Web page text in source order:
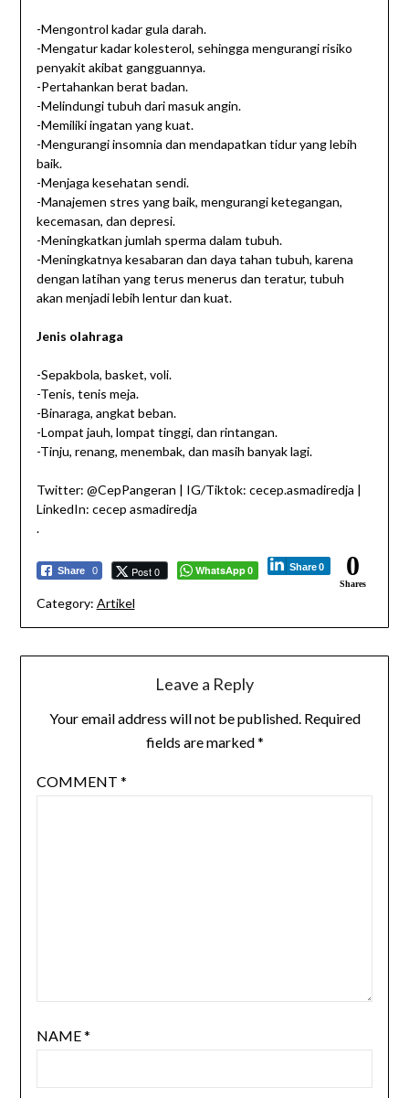
-Mengontrol kadar gula darah.
-Mengatur kadar kolesterol, sehingga mengurangi risiko
penyakit akibat gangguannya.
-Pertahankan berat badan.
-Melindungi tubuh dari masuk angin.
-Memiliki ingatan yang kuat.
-Mengurangi insomnia dan mendapatkan tidur yang lebih
baik.
-Menjaga kesehatan sendi.
-Manajemen stres yang baik, mengurangi ketegangan,
kecemasan, dan depresi.
-Meningkatkan jumlah sperma dalam tubuh.
-Meningkatnya kesabaran dan daya tahan tubuh, karena
dengan latihan yang terus menerus dan teratur, tubuh
akan menjadi lebih lentur dan kuat.
Jenis olahraga
-Sepakbola, basket, voli.
-Tenis, tenis meja.
-Binaraga, angkat beban.
-Lompat jauh, lompat tinggi, dan rintangan.
-Tinju, renang, menembak, dan masih banyak lagi.
Twitter: @CepPangeran | IG/Tiktok: cecep.asmadiredja |
LinkedIn: cecep asmadiredja
.
Share 0 Post 0 WhatsApp 0 Share 0 0
Shares
Category: Artikel
Leave a Reply
Your email address will not be published. Required
fields are marked*
COMMENT *
NAME*